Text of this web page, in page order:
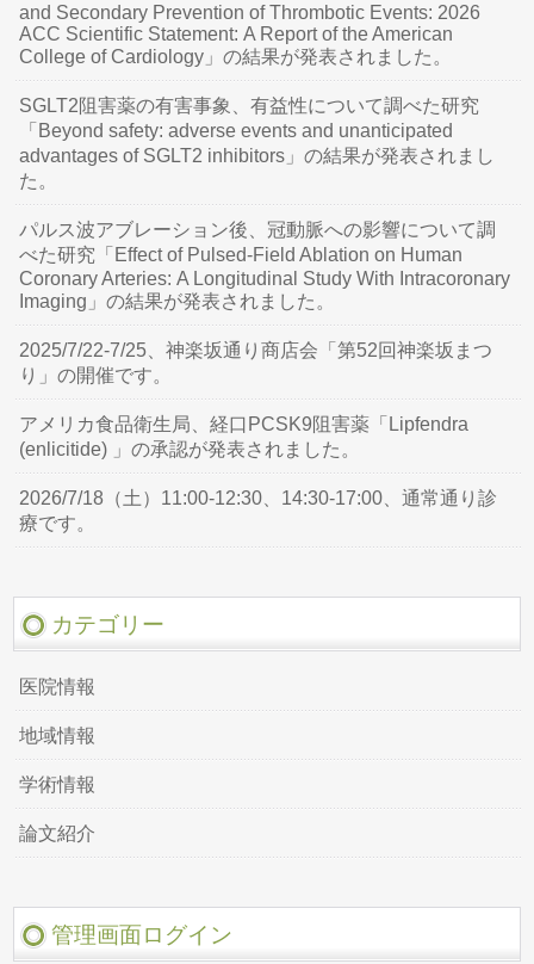
and Secondary Prevention of Thrombotic Events: 2026
ACC Scientific Statement: A Report of the American
College of Cardiology」の結果が発表されました。
SGLT2阻害薬の有害事象、有益性について調べた研究
「Beyond safety: adverse events and unanticipated
advantages of SGLT2 inhibitors」の結果が発表されまし
た。
パルス波アブレーション後、冠動脈への影響について調
べた研究「Effect of Pulsed-Field Ablation on Human
Coronary Arteries: A Longitudinal Study With Intracoronary
Imaging」の結果が発表されました。
2025/7/22-7/25、神楽坂通り商店会「第52回神楽坂まつ
り」の開催です。
アメリカ食品衛生局、経口PCSK9阻害薬「Lipfendra
(enlicitide) 」の承認が発表されました。
2026/7/18（土）11:00-12:30、14:30-17:00、通常通り診
療です。
カテゴリー
医院情報
地域情報
学術情報
論文紹介
管理画面ログイン